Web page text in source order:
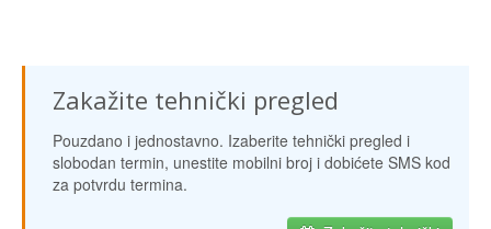
Zakažite tehnički pregled
Pouzdano i jednostavno. Izaberite tehnički pregled i
slobodan termin, unestite mobilni broj i dobićete SMS kod
za potvrdu termina.